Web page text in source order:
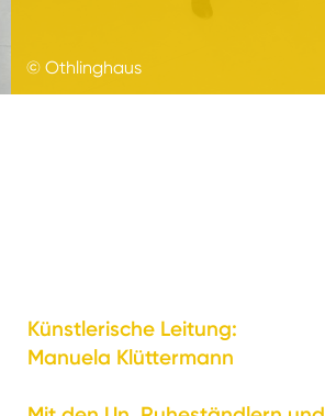
© Othlinghaus
Künstlerische Leitung:
Manuela Klüttermann